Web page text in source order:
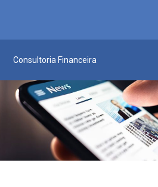
Consultoria Financeira